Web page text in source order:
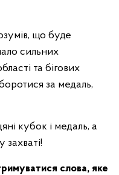
що буде
сильних
та бігових
за медаль,
кубок і медаль, а
слова, яке